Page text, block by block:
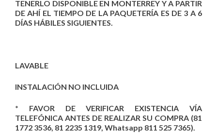
TENERLO DISPONIBLE EN MONTERREY Y A PARTIR
DE AHÍ EL TIEMPO DE LA PAQUETERÍA ES DE 3 A 6
DÍAS HÁBILES SIGUIENTES.
LAVABLE
INSTALACIÓN NO INCLUIDA
* FAVOR DE VERIFICAR EXISTENCIA VÍA
TELEFÓNICA ANTES DE REALIZAR SU COMPRA (81
1772 3536, 81 2235 1319, Whatsapp 811 525 7365).